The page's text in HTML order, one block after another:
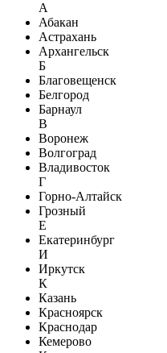
А
Абакан
Астрахань
Архангельск
Б
Благовещенск
Белгород
Барнаул
В
Воронеж
Волгоград
Владивосток
Г
Горно-Алтайск
Грозный
Е
Екатеринбург
И
Иркутск
К
Казань
Красноярск
Краснодар
Кемерово